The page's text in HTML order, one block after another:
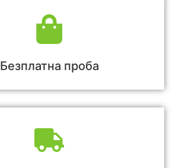
Безплатна проба